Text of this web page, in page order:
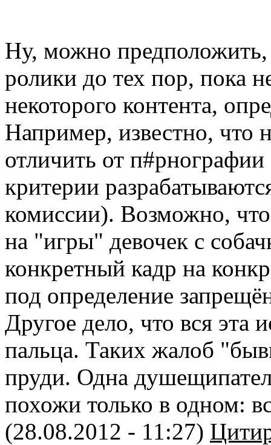
Ну, можно предположить,
ролики до тех пор, пока
некоторого контента,
Например, известно, что
отличить от
критерии
комиссии). Возможно,
на "игры" девочек с
конкретный кадр на
под определение
Другое дело, что вся эта
пальца. Таких жалоб
пруди. Одна
похожи только в одном:
(28.08.2012 - 11:27)